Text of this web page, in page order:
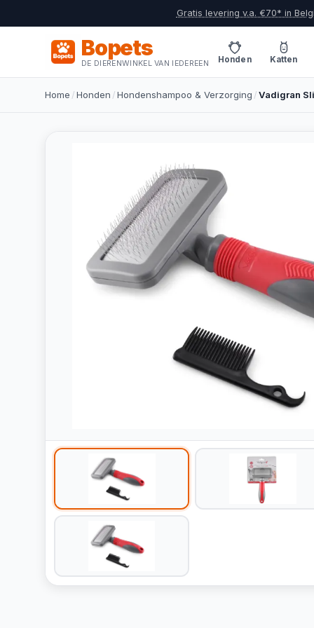
Gratis levering v.a. €70* in
Bopets
DE DIERENWINKEL VAN IEDEREEN Honden Katten
Home /Honden /Hondenshampoo & Verzorging /Vadigran